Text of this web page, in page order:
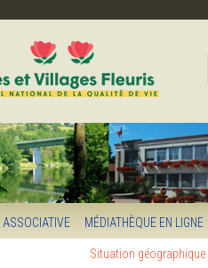
ASSOCIATIVE MÉDIATHÈQUE EN LIGNE
Situation géographique